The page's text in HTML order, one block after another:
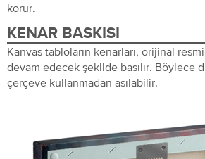
korur.
KENAR BASKISI
Kanvas tabloların kenarları, orijinal
devam edecek şekilde basılır. Böylece
çerçeve kullanmadan asılabilir.